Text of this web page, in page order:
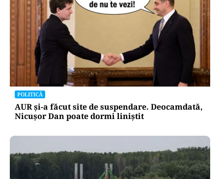
POLITICĂ
AUR și-a făcut site de suspendare. Deocamdată,
Nicușor Dan poate dormi liniștit